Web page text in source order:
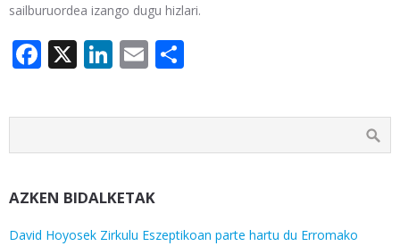
sailburuordea izango dugu hizlari.
Facebook
X LinkedIn
Email
AZKEN BIDALKETAK
David Hoyosek Zirkulu Eszeptikoan parte hartu du Erromako